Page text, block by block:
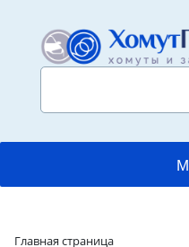
Главная страница